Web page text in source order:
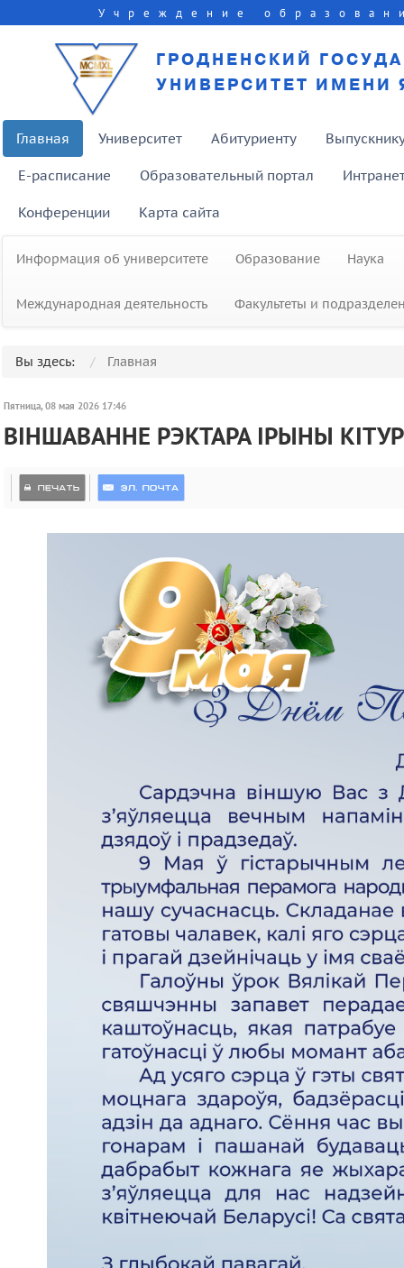
Учреждение
ГРОДНЕНСКИЙ
УНИВЕРСИТЕТ ИМЕНИ
Главная Университет Абитуриенту
E-расписание Образовательный портал
Конференции Карта сайта
Информация об университете Образование Наука
Международная деятельность Факультеты и
Вы здесь: Главная
Пятница, 08 мая 2026 17:46
ВІНШАВАННЕ РЭКТАРА ІРЫНЫ